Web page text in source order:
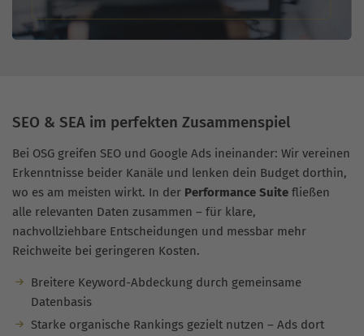
SEO & SEA im perfekten Zusammenspiel
Bei OSG greifen SEO und Google Ads ineinander: Wir vereinen
Erkenntnisse beider Kanäle und lenken dein Budget dorthin,
wo es am meisten wirkt. In der Performance Suite fließen
alle relevanten Daten zusammen – für klare,
nachvollziehbare Entscheidungen und messbar mehr
Reichweite bei geringeren Kosten.
Breitere Keyword-Abdeckung durch gemeinsame
Datenbasis
Starke organische Rankings gezielt nutzen – Ads dort